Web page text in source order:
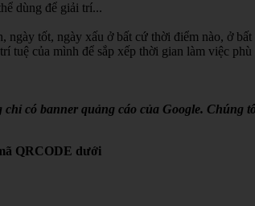
dùng để giải trí...
tốt, ngày xấu ở bất cứ thời điểm nào, ở bất
tuệ của mình để sắp xếp thời gian làm việc phù
có banner quảng cáo của Google. Chúng
QRCODE dưới